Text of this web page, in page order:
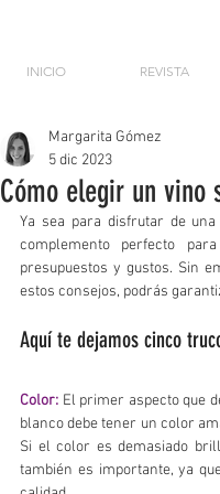
INICIO REVISTA
Cómo elegir un vino
Margarita Gómez
5 dic 2023
Ya sea para disfrutar de
complemento perfecto
presupuestos y gustos. Sin
estos consejos, podrás
Aquí te dejamos cinco
Color: El primer aspecto que
blanco debe tener un color
Si el color es demasiado
también es importante, ya